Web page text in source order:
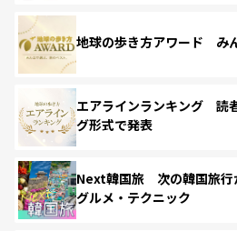
地球の歩き方アワード み
エアラインランキング 読
グ形式で発表
Next韓国旅 次の韓国旅行
グルメ・テクニック